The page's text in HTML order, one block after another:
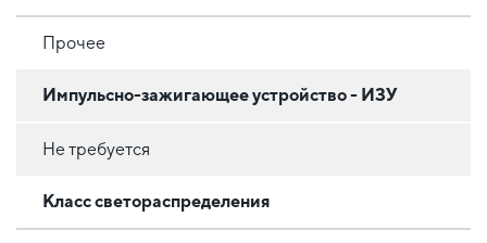
Прочее
Импульсно-зажигающее устройство - ИЗУ
Не требуется
Класс светораспределения